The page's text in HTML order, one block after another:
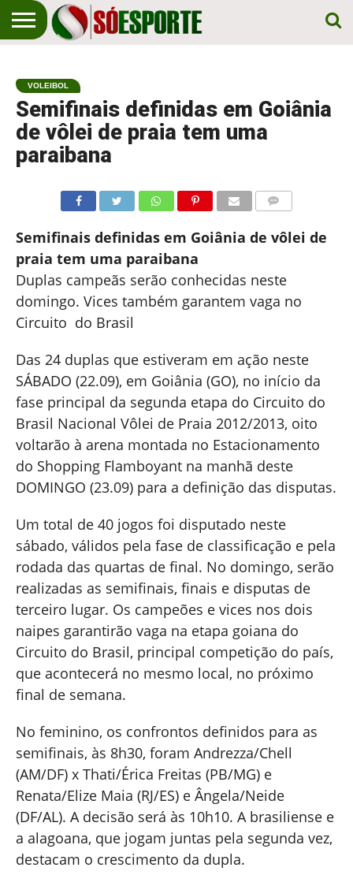
EM
PRIMEIRO
LUGAR!
ESPORTE
VOLEIBOL
Semifinais definidas em Goiânia
de vôlei de praia tem uma
paraibana
Semifinais definidas em Goiânia de vôlei de
praia tem uma paraibana
Duplas campeãs serão conhecidas neste
domingo. Vices também garantem vaga no
Circuito do Brasil
Das 24 duplas que estiveram em ação neste
SÁBADO (22.09), em Goiânia (GO), no início da
fase principal da segunda etapa do Circuito do
Brasil Nacional Vôlei de Praia 2012/2013, oito
voltarão à arena montada no Estacionamento
do Shopping Flamboyant na manhã deste
DOMINGO (23.09) para a definição das disputas.
Um total de 40 jogos foi disputado neste
sábado, válidos pela fase de classificação e pela
rodada das quartas de final. No domingo, serão
realizadas as semifinais, finais e disputas de
terceiro lugar. Os campeões e vices nos dois
naipes garantirão vaga na etapa goiana do
Circuito do Brasil, principal competição do país,
que acontecerá no mesmo local, no próximo
final de semana.
No feminino, os confrontos definidos para as
semifinais, às 8h30, foram Andrezza/Chell
(AM/DF) x Thati/Érica Freitas (PB/MG) e
Renata/Elize Maia (RJ/ES) e Ângela/Neide
(DF/AL). A decisão será às 10h10. A brasiliense e
a alagoana, que jogam juntas pela segunda vez,
destacam o crescimento da dupla.